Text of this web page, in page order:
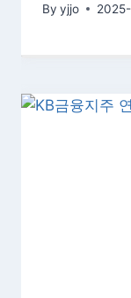
By yjjo